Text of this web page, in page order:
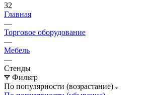
32
Главная
—
Торговое оборудование
—
Мебель
—
Стенды
Фильтр
По популярности (возрастание)